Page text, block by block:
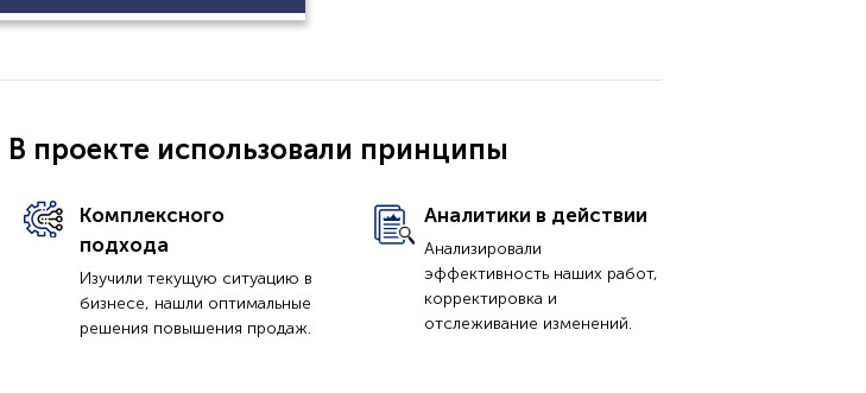
В проекте использовали принципы
Комплексного
подхода
Изучили текущую ситуацию в
бизнесе, нашли оптимальные
решения повышения продаж.
Аналитики в действии
Анализировали
эффективность наших работ,
корректировка и
отслеживание изменений.